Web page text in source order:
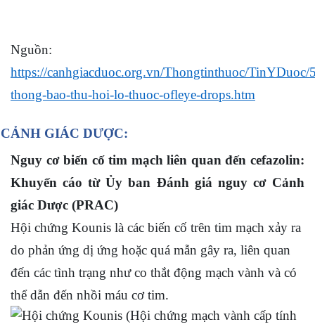
Nguồn:
https://canhgiacduoc.org.vn/Thongtinthuoc/TinYDuoc/
thong-bao-thu-hoi-lo-thuoc-ofleye-drops.htm
GIÁC DƯỢC:
Nguy cơ biến cố tim mạch liên quan đến cefazolin:
Khuyến cáo từ Ủy ban Đánh giá nguy cơ Cảnh
giác Dược (PRAC)
Hội chứng Kounis là các biến cố trên tim mạch xảy ra
do phản ứng dị ứng hoặc quá mẫn gây ra, liên quan
đến các tình trạng như co thắt động mạch vành và có
thể dẫn đến nhồi máu cơ tim.